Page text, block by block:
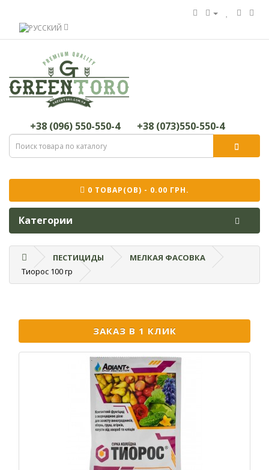
+38 (096) 550-550-4 +38 (073)550-550-4
0 ТОВАР(ОВ) - 0.00 ГРН.
Категории
ПЕСТИЦИДЫ
МЕЛКАЯ ФАСОВКА
Тиорос 100 гр
ЗАКАЗ В 1 КЛИК